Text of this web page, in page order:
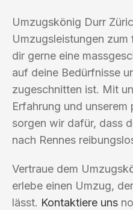
Umzugskönig Durr
Umzugsleistungen zum
dir gerne eine
auf deine Bedürfnisse
zugeschnitten ist. Mit
Erfahrung und unserem
sorgen wir dafür, dass
nach Rennes
Vertraue dem
erlebe einen Umzug,
lässt. Kontaktiere uns